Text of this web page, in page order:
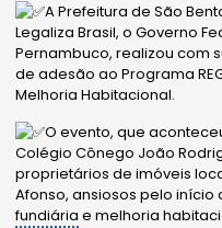
A Prefeitura de São
Legaliza Brasil, o Governo
Pernambuco, realizou com
de adesão ao Programa
Melhoria Habitacional.
O evento, que
Colégio Cônego João
proprietários de imóveis
Afonso, ansiosos pelo
fundiária e melhoria